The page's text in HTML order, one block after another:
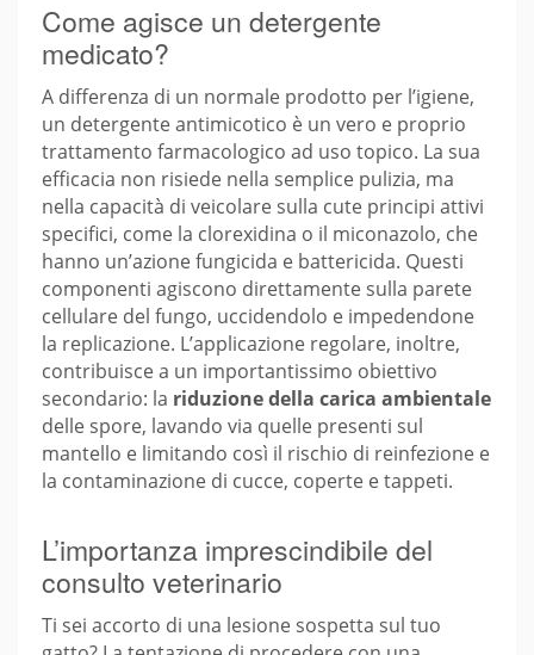
Come agisce un detergente
medicato?
A differenza di un normale prodotto per l’igiene,
un detergente antimicotico è un vero e proprio
trattamento farmacologico ad uso topico. La sua
efficacia non risiede nella semplice pulizia, ma
nella capacità di veicolare sulla cute principi attivi
specifici, come la clorexidina o il miconazolo, che
hanno un’azione fungicida e battericida. Questi
componenti agiscono direttamente sulla parete
cellulare del fungo, uccidendolo e impedendone
la replicazione. L’applicazione regolare, inoltre,
contribuisce a un importantissimo obiettivo
secondario: la riduzione della carica ambientale
delle spore, lavando via quelle presenti sul
mantello e limitando così il rischio di reinfezione e
la contaminazione di cucce, coperte e tappeti.
L’importanza imprescindibile del
consulto veterinario
Ti sei accorto di una lesione sospetta sul tuo